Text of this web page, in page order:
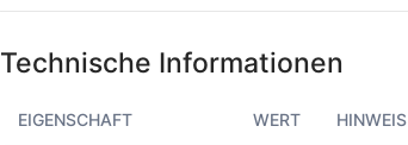
Technische Informationen
EIGENSCHAFT WERT HINWEIS